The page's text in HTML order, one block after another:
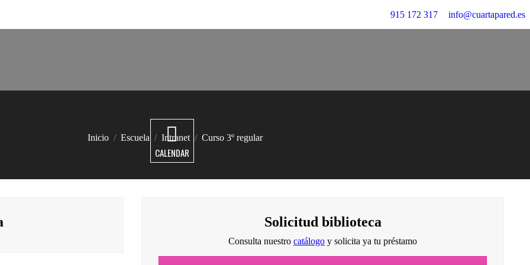
915 172 317 info@cuartapared.es
CALENDAR
Estás aquí:
Inicio Escuela Intranet Curso 3º regular
Solicitud biblioteca
Consulta nuestro catálogo y solicita ya tu préstamo